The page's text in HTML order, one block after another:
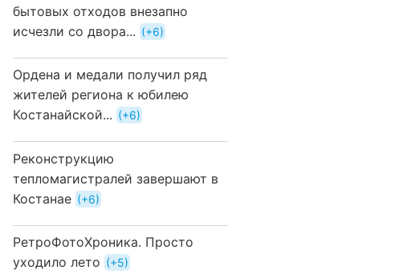
бытовых отходов внезапно
исчезли со двора...
+6
Ордена и медали получил ряд
жителей региона к юбилею
Костанайской...
+6
Реконструкцию
тепломагистралей завершают в
Костанае
+6
РетроФотоХроника. Просто
уходило лето
+5